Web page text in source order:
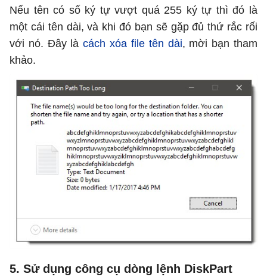
Nếu tên có số ký tự vượt quá 255 ký tự thì đó là
một cái tên dài, và khi đó bạn sẽ gặp đủ thứ rắc rối
với nó. Đây làcách xóa file tên dài, mời bạn tham
khảo.
5. Sử dụng công cụ dòng lệnh DiskPart